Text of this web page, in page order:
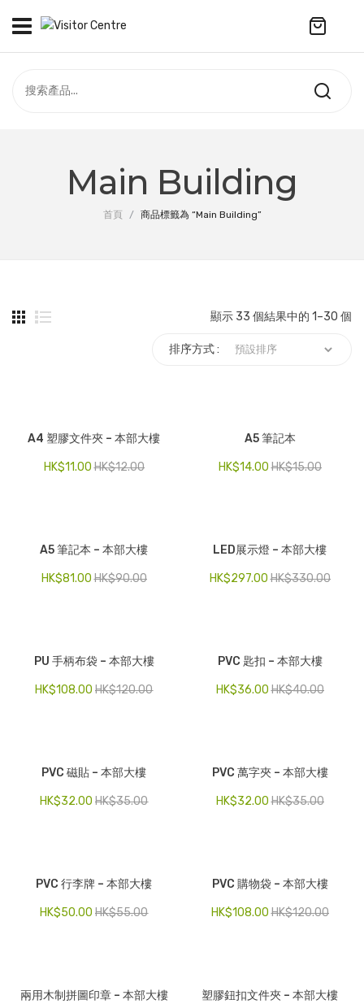
合作社
訂製產品
童裝系列
其他
玩具
Main Building
首頁 / 商品標籤為 “Main Building”
顯示 33 個結果中的 1–30 個
排序方式 :
A4 塑膠文件夾 – 本部大樓
HK$12.00
HK$11.00
A5 筆記本
HK$15.00
HK$14.00
A5 筆記本 – 本部大樓
HK$90.00
HK$81.00
LED展示燈 – 本部大樓
HK$330.00
HK$297.00
PU 手柄布袋 – 本部大樓
HK$120.00
HK$108.00
PVC 匙扣 – 本部大樓
HK$40.00
HK$36.00
PVC 磁貼 – 本部大樓
HK$35.00
HK$32.00
PVC 萬字夾 – 本部大樓
HK$35.00
HK$32.00
PVC 行李牌 – 本部大樓
HK$55.00
HK$50.00
PVC 購物袋 – 本部大樓
HK$120.00
HK$108.00
兩用木制拼圖印章 – 本部大樓 塑膠鈕扣文件夾 – 本部大樓